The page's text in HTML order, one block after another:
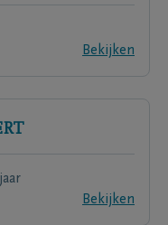
Bekijken
Bekijken